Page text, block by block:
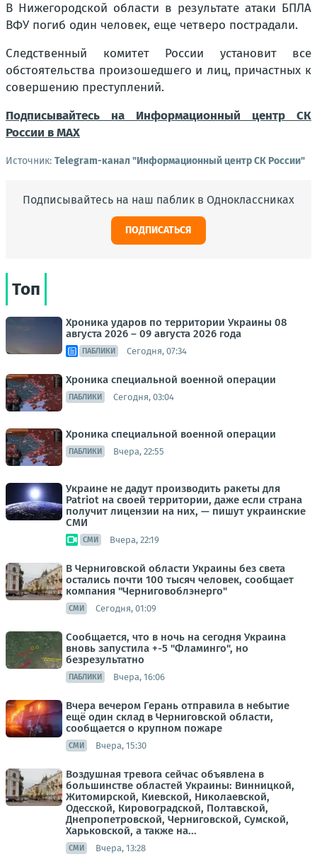
В Нижегородской области в результате атаки БПЛА
ВФУ погиб один человек, еще четверо пострадали.
Следственный комитет России установит все
обстоятельства произошедшего и лиц, причастных к
совершению преступлений.
Подписывайтесь на Информационный центр СК
России в MAХ
Источник: Telegram-канал "Информационный центр СК России"
Подписывайтесь на наш паблик в Одноклассниках
ПОДПИСАТЬСЯ
Топ
Хроника ударов по территории Украины 08
августа 2026 – 09 августа 2026 года
ПАБЛИКИ Сегодня, 07:34
Хроника специальной военной операции
ПАБЛИКИ Сегодня, 03:04
Хроника специальной военной операции
ПАБЛИКИ Вчера, 22:55
Украине не дадут производить ракеты для
Patriot на своей территории, даже если страна
получит лицензии на них, — пишут украинские
СМИ
СМИ Вчера, 22:19
В Черниговской области Украины без света
остались почти 100 тысяч человек, сообщает
компания "Черниговоблэнерго"
СМИ Сегодня, 01:09
Сообщается, что в ночь на сегодня Украина
вновь запустила +-5 "Фламинго", но
безрезультатно
ПАБЛИКИ Вчера, 16:06
Вчера вечером Герань отправила в небытие
ещё один склад в Черниговской области,
сообщается о крупном пожаре
СМИ Вчера, 15:30
Воздушная тревога сейчас объявлена в
большинстве областей Украины: Винницкой,
Житомирской, Киевской, Николаевской,
Одесской, Кировоградской, Полтавской,
Днепропетровской, Черниговской, Сумской,
Харьковской, а также на...
СМИ Вчера, 13:28